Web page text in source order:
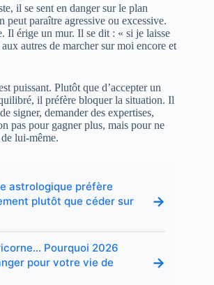
il se sent en danger sur le plan
peut paraître agressive ou excessive.
Il érige un mur. Il se dit : « si je laisse
autres de marcher sur moi encore et
puissant. Plutôt que d’accepter un
il préfère bloquer la situation. Il
signer, demander des expertises,
pas pour gagner plus, mais pour ne
lui-même.
astrologique préfère
plutôt que céder sur
→
Pourquoi 2026
pour votre vie de
→